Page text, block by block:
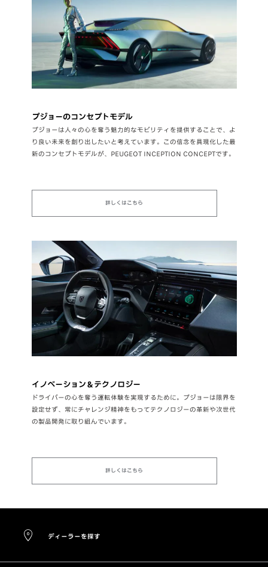
プジョーのコンセプトモデル
プジョーは人々の心を奪う魅力的なモビリティを提供することで、よ
り良い未来を創り出したいと考えています。この信念を具現化した最
新のコンセプトモデルが、PEUGEOT INCEPTION CONCEPTです。
詳しくはこちら
イノベーション＆テクノロジー
ドライバーの心を奪う運転体験を実現するために。プジョーは限界を
設定せず、常にチャレンジ精神をもってテクノロジーの革新や次世代
の製品開発に取り組んでいます。
詳しくはこちら
ディーラーを探す